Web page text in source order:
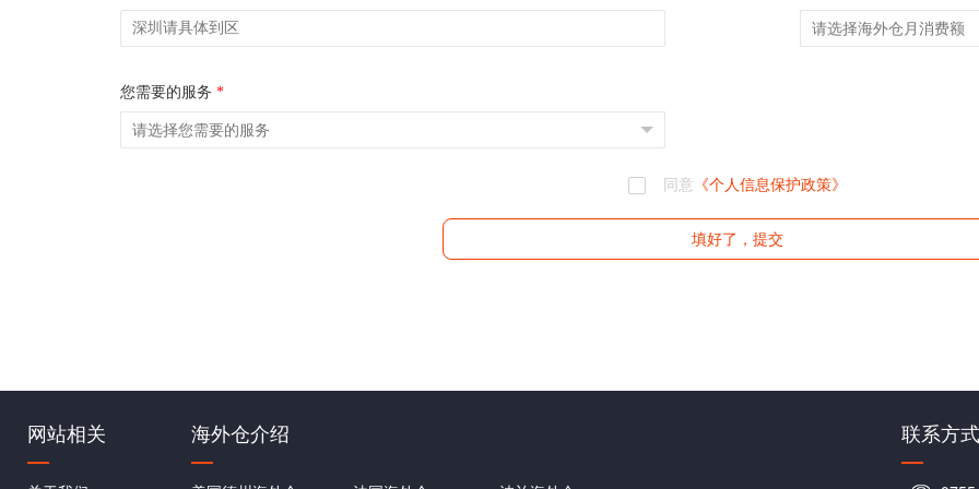
您需要的服务 *
同意 《个人信息保护政策》
填好了，提交
网站相关 海外仓介绍 联系方式